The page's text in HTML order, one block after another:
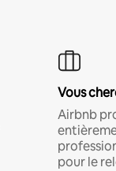
Vous
Airbnb
pour le